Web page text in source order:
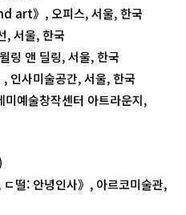
art》, 오피스, 서울, 한국
, 서울, 한국
링 앤 딜링, 서울, 한국
인사미술공간, 서울, 한국
예술창작센터 아트라운지,
떨: 안녕인사》, 아르코미술관,